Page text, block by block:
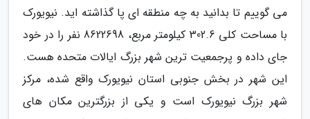
می گوییم تا بدانید به چه منطقه ای پا گذاشته اید. نیویورک
با مساحت کلی 302.6 کیلومتر مربع، 8622698 نفر را در خود
جای داده و پرجمعیت ترین شهر بزرگ ایالات متحده هست.
این شهر در بخش جنوبی استان نیویورک واقع شده، مرکز
شهر بزرگ نیویورک است و یکی از بزرگترین مکان های